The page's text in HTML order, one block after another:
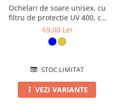
Ochelari de soare unisex, cu
filtru de protecție UV 400, cu
toc cadou, OSX47
69,00 Lei
STOC LIMITAT
VEZI VARIANTE